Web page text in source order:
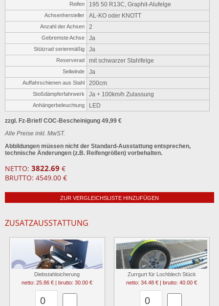
Reifen 195 50 R13C, Graphit-Alufelge
Achsenhersteller AL-KO oder KNOTT
Anzahl der Achsen 2
Gebremste Achse Ja
Stützrad serienmäßig Ja
Reserverad mit schwarzer Stahlfelge
Seilwinde Ja
Auffahrschienen aus Stahl 200cm
Stoßdämpferfahrwerk Ja + 100km/h Zulassung
Anhängerbeleuchtung LED
zzgl. Fz-Brief/ COC-Bescheinigung 49,99 €
Alle Preise inkl. MwST.
Abbildungen müssen nicht der Standard-Ausstattung entsprechen,
technische Änderungen (z.B. Reifengrößen) vorbehalten.
NETTO: 3822.69 €
BRUTTO: 4549.00 €
ZUR VERGLEICHSLISTE HINZUFÜGEN
ZUSATZAUSSTATTUNG
Diebstahlsicherung
netto: 25.86 € | brutto: 30.00 €
Zurrgurt für Lochblech Stück
netto: 34.48 € | brutto: 40.00 €